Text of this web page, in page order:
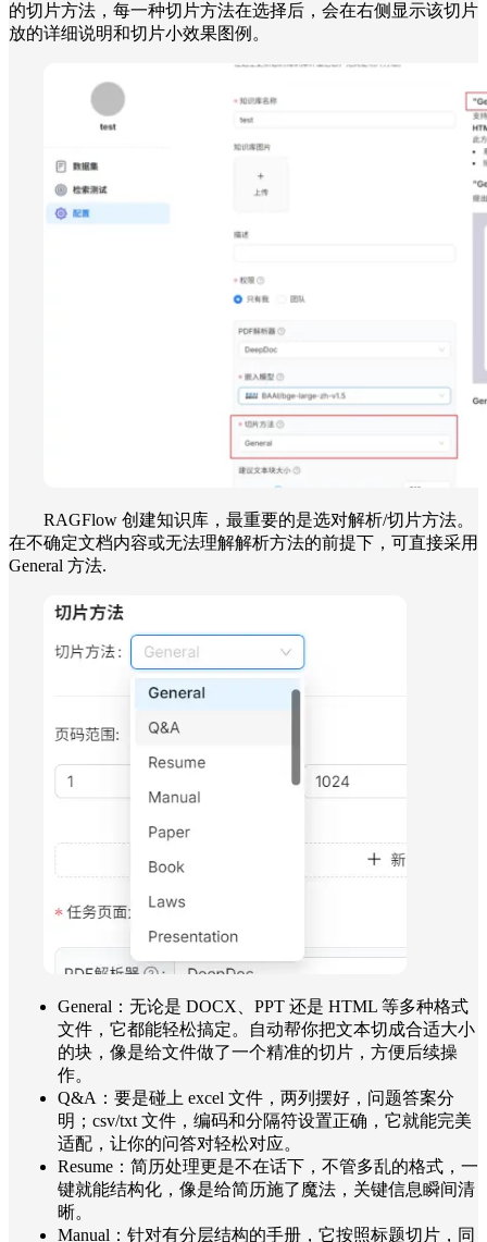
的切片方法，每一种切片方法在选择后，会在右侧显示该切片
放的详细说明和切片小效果图例。
RAGFlow 创建知识库，最重要的是选对解析/切片方法。
在不确定文档内容或无法理解解析方法的前提下，可直接采用
General 方法.
General：无论是 DOCX、PPT 还是 HTML 等多种格式
文件，它都能轻松搞定。自动帮你把文本切成合适大小
的块，像是给文件做了一个精准的切片，方便后续操
作。
Q&A：要是碰上 excel 文件，两列摆好，问题答案分
明；csv/txt 文件，编码和分隔符设置正确，它就能完美
适配，让你的问答对轻松对应。
Resume：简历处理更是不在话下，不管多乱的格式，一
键就能结构化，像是给简历施了魔法，关键信息瞬间清
晰。
Manual：针对有分层结构的手册，它按照标题切片，同